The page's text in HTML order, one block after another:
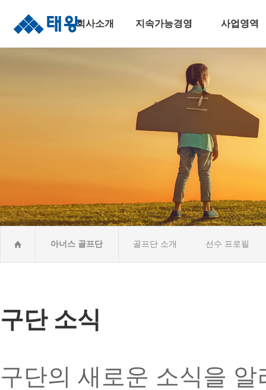
회사소개 지속가능경영
지속가능경영
안전보건경영
윤리준법경영
사회공헌활동CSR
사업영역
건축사업
산업&환경설비
해외건설사업
아너스 골프단 골프단 소개 선수 프로필
구단 소식
구단의 새로운 소식을 알